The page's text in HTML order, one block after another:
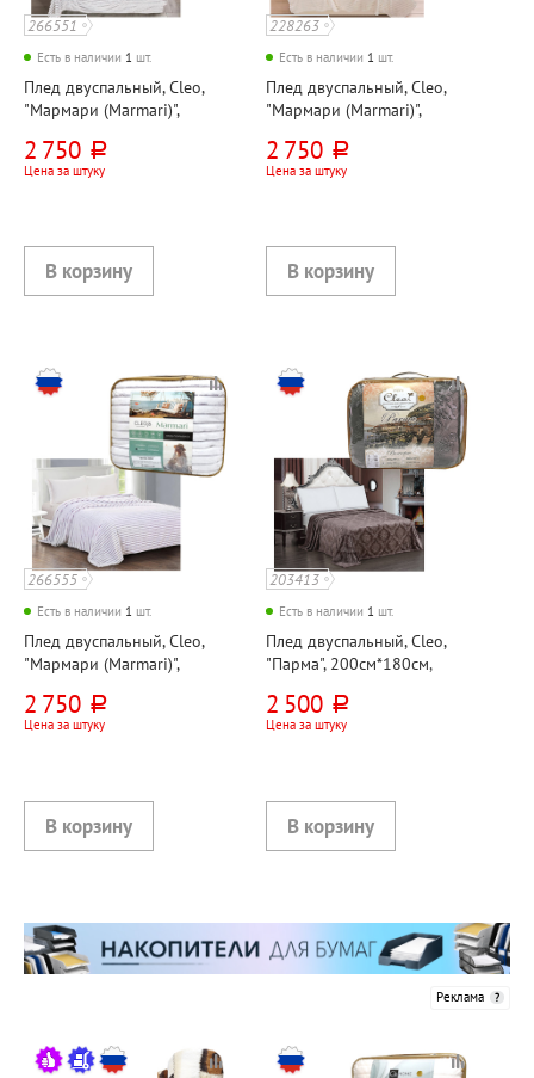
266551
Есть в наличии 1 шт.
Плед двуспальный, Cleo,
"Мармари (Marmari)",
велсофт, 350г⁄м²
2 750 руб.
Цена за штуку
228263
Есть в наличии 1 шт.
Плед двуспальный, Cleo,
"Мармари (Marmari)",
велсофт
2 750 руб.
Цена за штуку
266555
Есть в наличии 1 шт.
Плед двуспальный, Cleo,
"Мармари (Marmari)",
велсофт, 350г⁄м²
2 750 руб.
Цена за штуку
203413
Есть в наличии 1 шт.
Плед двуспальный, Cleo,
"Парма", 200см*180см,
2 500 руб.
Цена за штуку
Реклама